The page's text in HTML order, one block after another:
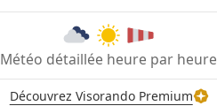
Météo détaillée heure par heure
Découvrez Visorando Premium